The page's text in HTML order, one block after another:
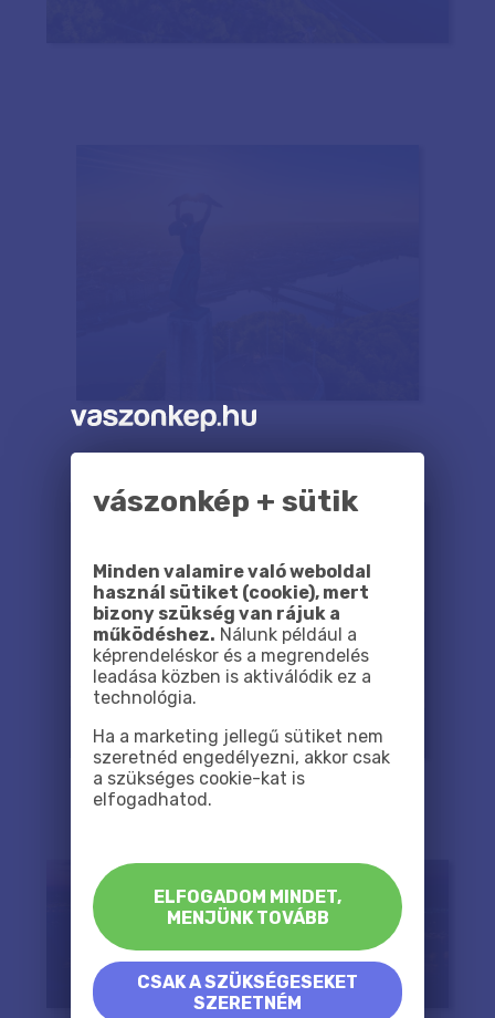
vászonkép + sütik
Minden valamire való weboldal
használ sütiket (cookie), mert
bizony szükség van rájuk a
működéshez. Nálunk például a
képrendeléskor és a megrendelés
leadása közben is aktiválódik ez a
technológia.
Ha a marketing jellegű sütiket nem
szeretnéd engedélyezni, akkor csak
a szükséges cookie-kat is
elfogadhatod.
ELFOGADOM MINDET,
MENJÜNK TOVÁBB
CSAK A SZÜKSÉGESEKET
SZERETNÉM